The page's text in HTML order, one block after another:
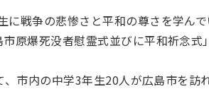
に戦争の悲惨さと平和の尊さを学ん
原爆死没者慰霊式並びに平和祈念
市内の中学3年生20人が広島市を訪